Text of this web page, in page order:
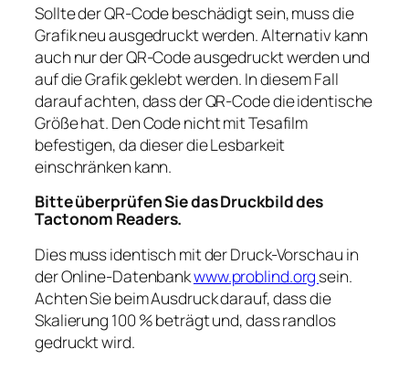
Sollte der QR-Code beschädigt sein, muss die
Grafik neu ausgedruckt werden. Alternativ kann
auch nur der QR-Code ausgedruckt werden und
auf die Grafik geklebt werden. In diesem Fall
darauf achten, dass der QR-Code die identische
Größe hat. Den Code nicht mit Tesafilm
befestigen, da dieser die Lesbarkeit
einschränken kann.
Bitte überprüfen Sie das Druckbild des
Tactonom Readers.
Dies muss identisch mit der Druck-Vorschau in
der Online-Datenbankwww.problind.org sein.
Achten Sie beim Ausdruck darauf, dass die
Skalierung 100 % beträgt und, dass randlos
gedruckt wird.